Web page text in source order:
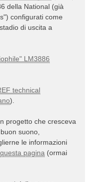
della National (già
configurati come
di uscita a
LM3886
technical
).
progetto che cresceva
suono,
le informazioni
questa pagina (ormai